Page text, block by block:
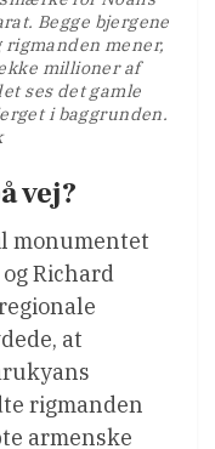
Begge bjergene
mener,
millioner af
ses det gamle
i baggrunden.
vej?
monumentet
Richard
at
rigmanden
armenske